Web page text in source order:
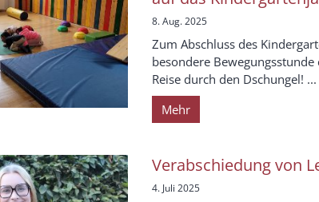
8. Aug. 2025
Zum Abschluss des
besondere
Reise durch den Dschungel! ...
Mehr
Verabschiedung von
4. Juli 2025